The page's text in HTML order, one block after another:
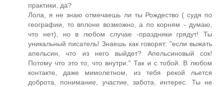
практики, да?
Лола, я не знаю отмечаешь ли ты Рождество ( судя по
географии, то вплоне возможно, а по корням - думаю,
что нет), но в любом случае -праздники грядут! Ты
уникальный писатель! Знаешь как говорят: "если выжать
апельсин, что из него выйдет? Апельсиновый сок!
Потому что это то, что внутри." Так и с тобой. В любом
контакте, даже мимолетном, из тебя рекой льется
доброта, понимание, участие, забота, интерес. Ты не